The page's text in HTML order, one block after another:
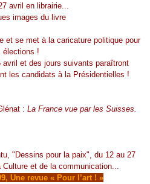
avril en librairie...
images du livre
et se met à la caricature politique pour
élections !
avril et des jours suivants paraîtront
les candidats à la Présidentielles !
: La France vue par les Suisses.
"Dessins pour la paix", du 12 au 27
et de la communication...
Une revue « Pour l’art ! »